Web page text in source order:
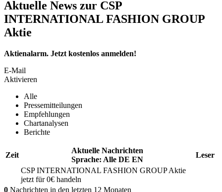
Aktuelle News zur CSP
INTERNATIONAL FASHION GROUP
Aktie
Aktienalarm. Jetzt kostenlos anmelden!
E-Mail
Aktivieren
Alle
Pressemitteilungen
Empfehlungen
Chartanalysen
Berichte
Zeit
Aktuelle Nachrichten
Sprache: Alle DE EN
Leser
CSP INTERNATIONAL FASHION GROUPAktie
jetzt für 0€ handeln
0 Nachrichten in den letzten 12 Monaten